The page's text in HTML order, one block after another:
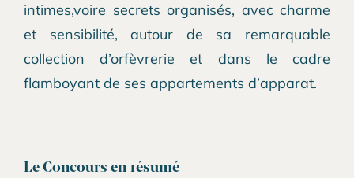
intimes,voire secrets organisés, avec charme
et sensibilité, autour de sa remarquable
collection d’orfèvrerie et dans le cadre
flamboyant de ses appartements d’apparat.
Le Concours en résumé